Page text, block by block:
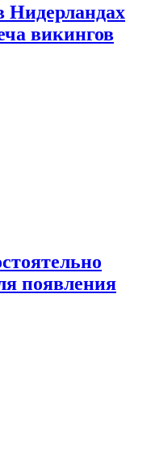
Нидерландах
викингов
появления